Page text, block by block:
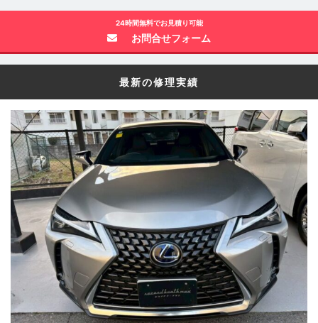
24時間無料でお見積り可能
お問合せフォーム
最新の修理実績